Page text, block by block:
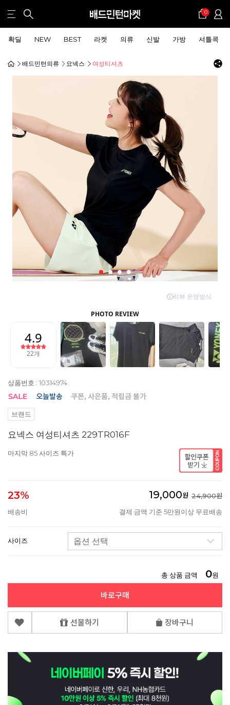
0
확딜 NEW BEST 라켓 의류 신발 가방 셔틀콕
배드민턴의류 요넥스 여성티셔츠
상품번호 : 10314974
브랜드
요넥스 여성티셔츠 229TR016F
마지막 85 사이즈 특가
23% 19,000원 24,900원
배송비
결제 금액 기준 5만원이상 무료배송
사이즈
총 상품 금액 0원
바로구매
선물하기 장바구니